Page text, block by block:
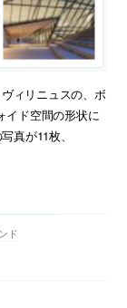
ィリニュスの、ボ
イド空間の形状に
真が11枚、
ド